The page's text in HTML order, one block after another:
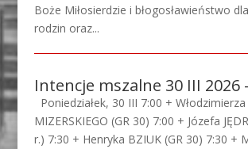
Boże Miłosierdzie i błogosławieństwo
rodzin oraz...
Intencje mszalne 30 III 2026
Poniedziałek, 30 III 7:00 + Włodzimierza
MIZERSKIEGO (GR 30) 7:00 + Józefa
r.) 7:30 + Henryka BZIUK (GR 30) 7:30 +